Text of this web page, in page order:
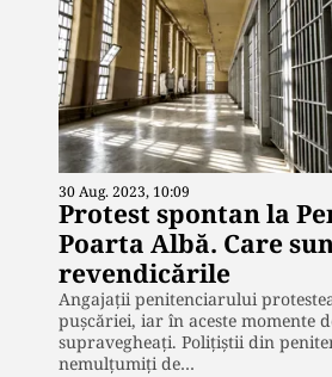
30 Aug. 2023, 10:09
Protest spontan la
Poarta Albă. Care
revendicările
Angajații penitenciarului
pușcăriei, iar în aceste momente
supravegheați. Polițiștii din
nemulțumiți de…